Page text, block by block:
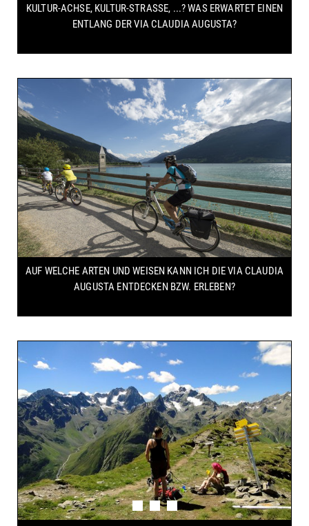
KULTUR-ACHSE, KULTUR-STRASSE, ...? WAS ERWARTET EINEN E
NTLANG DER VIA CLAUDIA AUGUSTA?
AUF WELCHE ARTEN UND WEISEN KANN ICH DIE VIA CLAUDIA
AUGUSTA ENTDECKEN BZW. ERLEBEN?